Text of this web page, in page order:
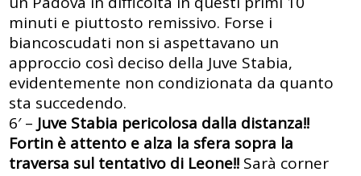
minuti e piuttosto remissivo. Forse i
biancoscudati non si aspettavano un
approccio così deciso della Juve Stabia,
evidentemente non condizionata da quanto
sta succedendo.
6′ – Juve Stabia pericolosa dalla distanza!!
Fortin è attento e alza la sfera sopra la
traversa sul tentativo di Leone!! Sarà corner